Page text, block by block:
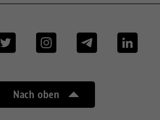
Twitter InstagramTelegram
Nach oben